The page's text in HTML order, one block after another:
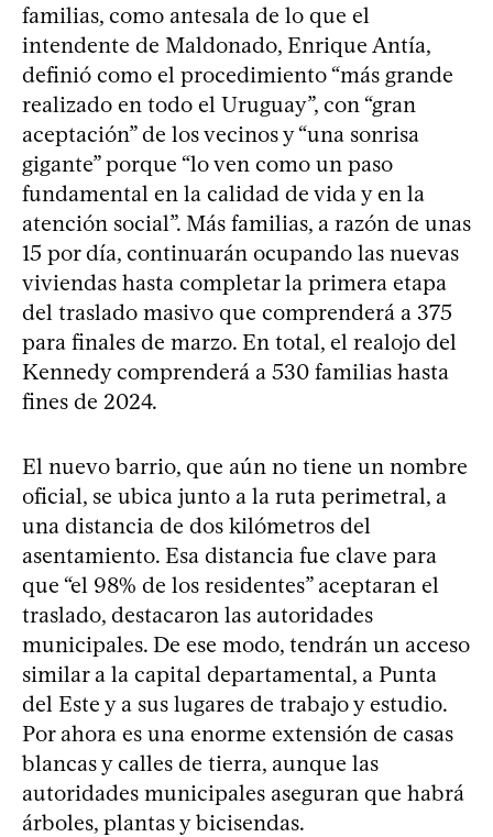
familias, como antesala de lo que el
intendente de Maldonado, Enrique Antía,
definió como el procedimiento “más grande
realizado en todo el Uruguay”, con “gran
aceptación” de los vecinos y “una sonrisa
gigante” porque “lo ven como un paso
fundamental en la calidad de vida y en la
atención social”. Más familias, a razón de unas
15 por día, continuarán ocupando las nuevas
viviendas hasta completar la primera etapa
del traslado masivo que comprenderá a 375
para finales de marzo. En total, el realojo del
Kennedy comprenderá a 530 familias hasta
fines de 2024.
El nuevo barrio, que aún no tiene un nombre
oficial, se ubica junto a la ruta perimetral, a
una distancia de dos kilómetros del
asentamiento. Esa distancia fue clave para
que “el 98% de los residentes” aceptaran el
traslado, destacaron las autoridades
municipales. De ese modo, tendrán un acceso
similar a la capital departamental, a Punta
del Este y a sus lugares de trabajo y estudio.
Por ahora es una enorme extensión de casas
blancas y calles de tierra, aunque las
autoridades municipales aseguran que habrá
árboles, plantas y bicisendas.